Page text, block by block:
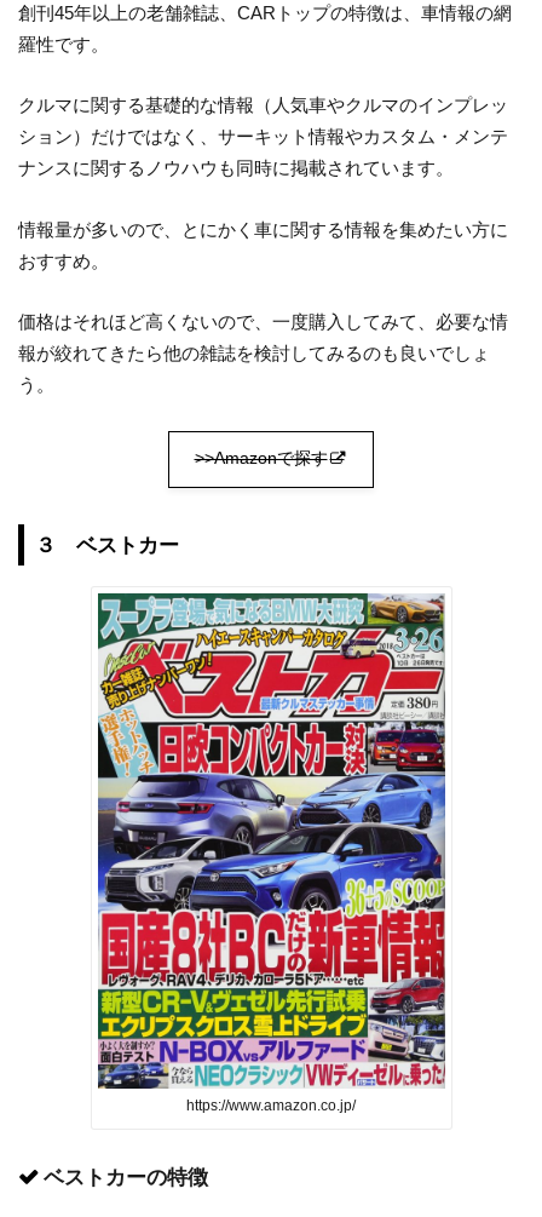
創刊45年以上の老舗雑誌、CARトップの特徴は、車情報の網
羅性です。
クルマに関する基礎的な情報（人気車やクルマのインプレッ
ション）だけではなく、サーキット情報やカスタム・メンテ
ナンスに関するノウハウも同時に掲載されています。
情報量が多いので、とにかく車に関する情報を集めたい方に
おすすめ。
価格はそれほど高くないので、一度購入してみて、必要な情
報が絞れてきたら他の雑誌を検討してみるのも良いでしょ
う。
>>Amazonで探す
３ ベストカー
https://www.amazon.co.jp/
ベストカーの特徴